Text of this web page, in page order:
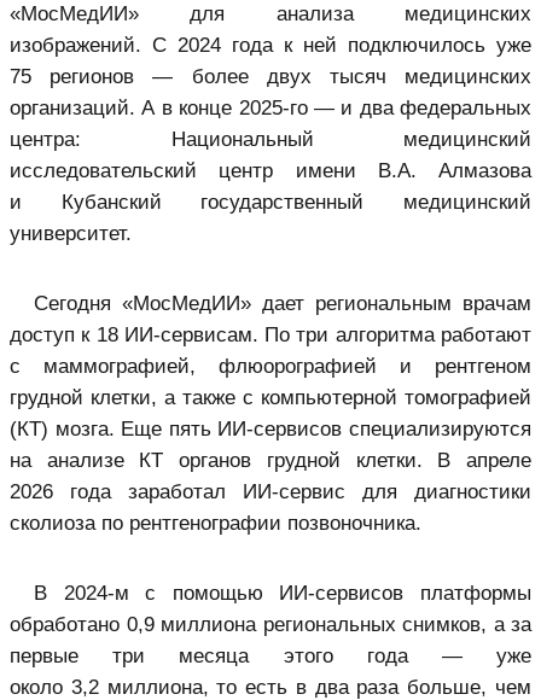
«МосМедИИ» для анализа медицинских
изображений. С 2024 года к ней подключилось уже
75 регионов — более двух тысяч медицинских
организаций. А в конце 2025-го — и два федеральных
центра: Национальный медицинский
исследовательский центр имени В.А. Алмазова
и Кубанский государственный медицинский
университет.
Сегодня «МосМедИИ» дает региональным врачам
доступ к 18 ИИ-сервисам. По три алгоритма работают
с маммографией, флюорографией и рентгеном
грудной клетки, а также с компьютерной томографией
(КТ) мозга. Еще пять ИИ-сервисов специализируются
на анализе КТ органов грудной клетки. В апреле
2026 года заработал ИИ-сервис для диагностики
сколиоза по рентгенографии позвоночника.
В 2024-м с помощью ИИ-сервисов платформы
обработано 0,9 миллиона региональных снимков, а за
первые три месяца этого года — уже
около 3,2 миллиона, то есть в два раза больше, чем